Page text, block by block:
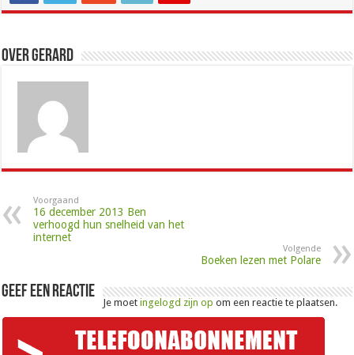
Over Gerard
Voorgaand
16 december 2013 Ben
verhoogd hun snelheid van het
internet
Volgende
Boeken lezen met Polare
Geef een reactie
Je moetingelogd zijn op om een reactie te plaatsen.